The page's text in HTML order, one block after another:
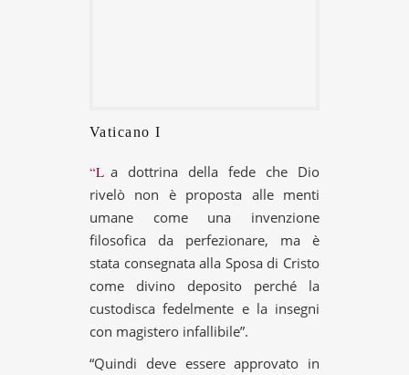
Vaticano I
“La dottrina della fede che Dio
rivelò non è proposta alle menti
umane come una invenzione
filosofica da perfezionare, ma è
stata consegnata alla Sposa di Cristo
come divino deposito perché la
custodisca fedelmente e la insegni
con magistero infallibile”.
“Quindi deve essere approvato in